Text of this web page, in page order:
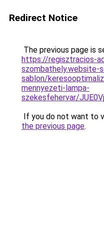
Redirect Notice
The previous page is
https://regisztracios-
szombathely.website-
sablon/
mennyezeti-lampa-
szekesfehervar/
If you do not want to
the previous page.